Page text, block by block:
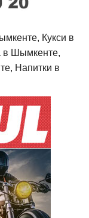
Кукси в
в Шымкенте,
Напитки в